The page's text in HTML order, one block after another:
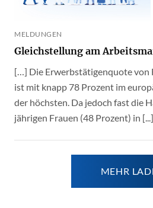
MELDUNGEN
Gleichstellung am
[…] Die Erwerbstätigenquote von
ist mit knapp 78 Prozent im
der höchsten. Da jedoch fast die
jährigen Frauen (48 Prozent) in [...]
MEHR